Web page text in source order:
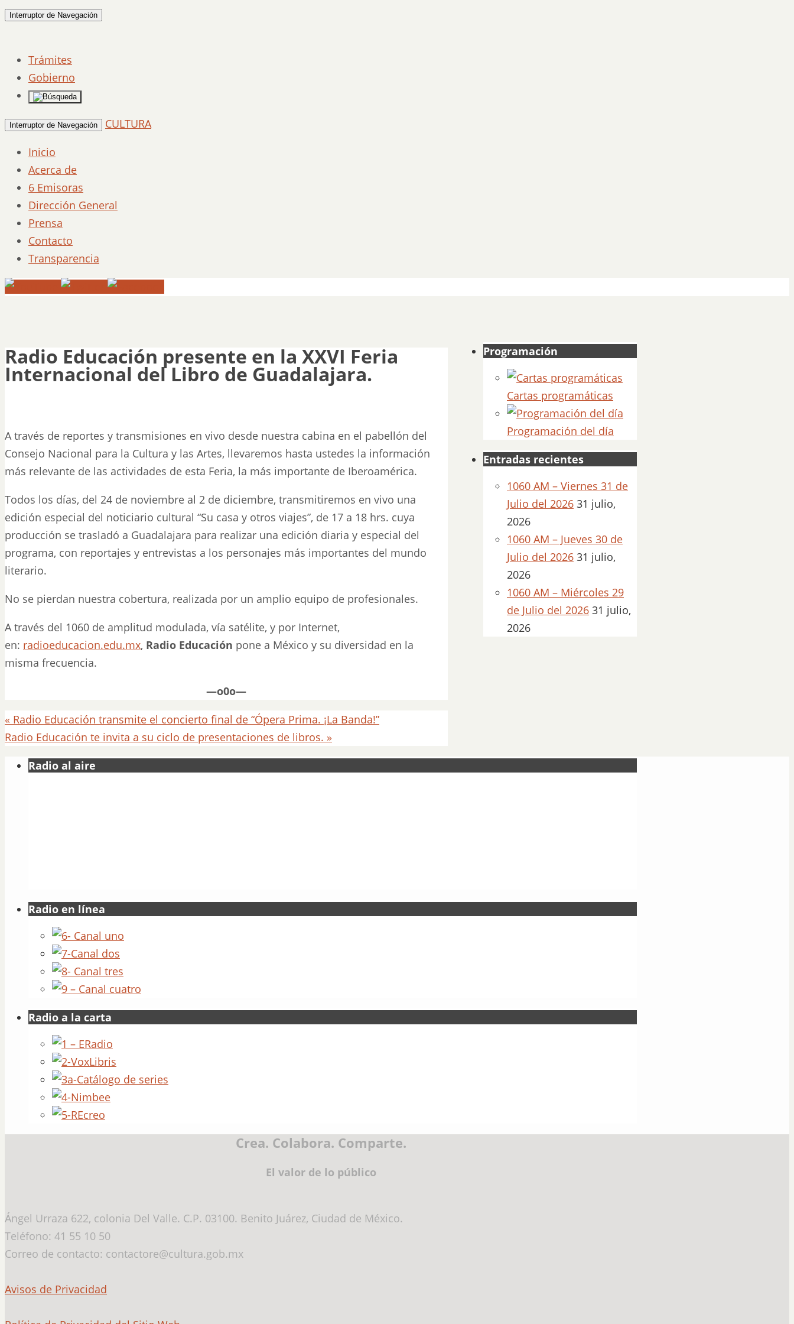
Interruptor de Navegación
Trámites
Gobierno
Interruptor de Navegación
CULTURA
Inicio
Acerca de
6 Emisoras
Dirección General
Prensa
Contacto
Transparencia
Radio Educación presente en la XXVI Feria
Internacional del Libro de Guadalajara.
A través de reportes y transmisiones en vivo desde nuestra cabina en el pabellón del
Consejo Nacional para la Cultura y las Artes, llevaremos hasta ustedes la información
más relevante de las actividades de esta Feria, la más importante de Iberoamérica.
Todos los días, del 24 de noviembre al 2 de diciembre, transmitiremos en vivo una
edición especial del noticiario cultural “Su casa y otros viajes”, de 17 a 18 hrs. cuya
producción se trasladó a Guadalajara para realizar una edición diaria y especial del
programa, con reportajes y entrevistas a los personajes más importantes del mundo
literario.
No se pierdan nuestra cobertura, realizada por un amplio equipo de profesionales.
A través del 1060 de amplitud modulada, vía satélite, y por Internet,
en: radioeducacion.edu.mx, Radio Educación pone a México y su diversidad en la
misma frecuencia.
—o0o—
« Radio Educación transmite el concierto final de “Ópera Prima. ¡La Banda!”
Radio Educación te invita a su ciclo de presentaciones de libros. »
Programación
Cartas programáticas
Programación del día
Entradas recientes
1060 AM – Viernes 31 de
Julio del 2026 31 julio,
2026
1060 AM – Jueves 30 de
Julio del 2026 31 julio,
2026
1060 AM – Miércoles 29
de Julio del 2026 31 julio,
2026
Radio al aire
Radio en línea
Radio a la carta
Crea. Colabora. Comparte.
El valor de lo público
Ángel Urraza 622, colonia Del Valle. C.P. 03100. Benito Juárez, Ciudad de México.
Teléfono: 41 55 10 50
Correo de contacto: contactore@cultura.gob.mx
Avisos de Privacidad